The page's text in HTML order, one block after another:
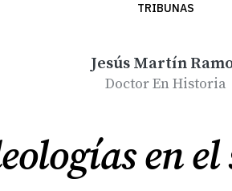
TRIBUNAS
Jesús Martín
Doctor En Historia
en